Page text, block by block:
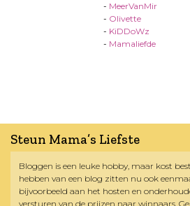
- MeerVanMir
- Olivette
- KiDDoWz
- Mamaliefde
Steun Mama’s Liefste
Bloggen is een leuke hobby, maar kost
hebben van een blog zitten nu ook
bijvoorbeeld aan het hosten en
versturen van de prijzen naar winnaars.